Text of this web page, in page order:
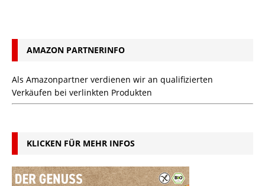
AMAZON PARTNERINFO
Als Amazonpartner verdienen wir an qualifizierten
Verkäufen bei verlinkten Produkten
KLICKEN FÜR MEHR INFOS